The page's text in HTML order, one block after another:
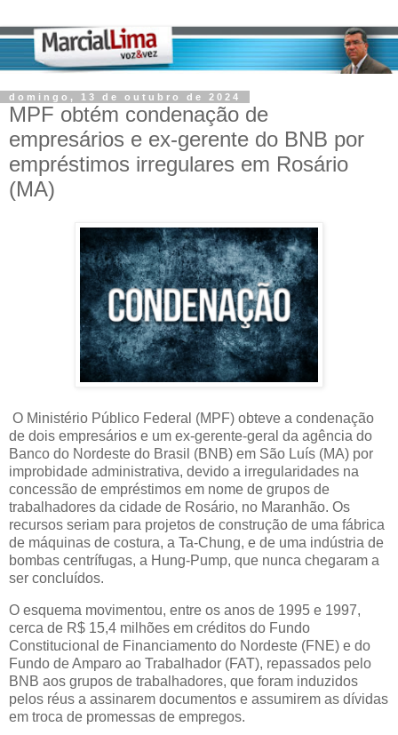
domingo, 13 de outubro de 2024
MPF obtém condenação de
empresários e ex-gerente do BNB por
empréstimos irregulares em Rosário
(MA)
O Ministério Público Federal (MPF) obteve a condenação
de dois empresários e um ex-gerente-geral da agência do
Banco do Nordeste do Brasil (BNB) em São Luís (MA) por
improbidade administrativa, devido a irregularidades na
concessão de empréstimos em nome de grupos de
trabalhadores da cidade de Rosário, no Maranhão. Os
recursos seriam para projetos de construção de uma fábrica
de máquinas de costura, a Ta-Chung, e de uma indústria de
bombas centrífugas, a Hung-Pump, que nunca chegaram a
ser concluídos.
O esquema movimentou, entre os anos de 1995 e 1997,
cerca de R$ 15,4 milhões em créditos do Fundo
Constitucional de Financiamento do Nordeste (FNE) e do
Fundo de Amparo ao Trabalhador (FAT), repassados pelo
BNB aos grupos de trabalhadores, que foram induzidos
pelos réus a assinarem documentos e assumirem as dívidas
em troca de promessas de empregos.